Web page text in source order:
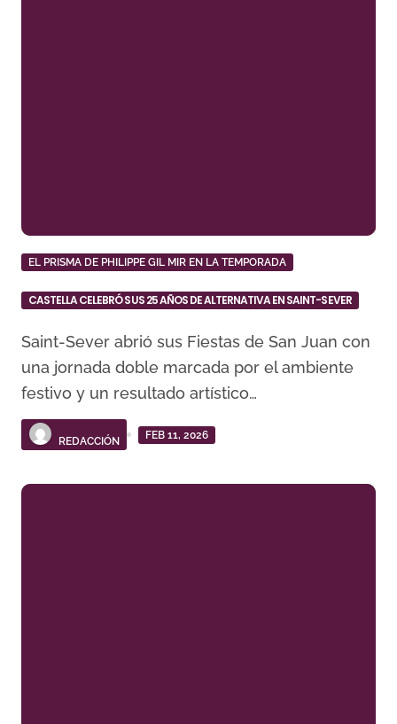
EL PRISMA DE PHILIPPE GIL MIR EN LA TEMPORADA
CASTELLA CELEBRÓ SUS 25 AÑOS DE ALTERNATIVA EN SAINT-SEVER
Saint-Sever abrió sus Fiestas de San Juan con
una jornada doble marcada por el ambiente
festivo y un resultado artístico…
REDACCIÓN
FEB 11, 2026